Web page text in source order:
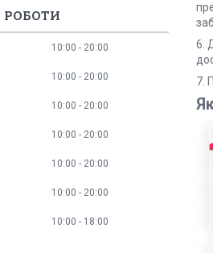
6.
7.
РОБОТИ
10:00 20:00
10:00 20:00
10:00 20:00
10:00 20:00
10:00 20:00
10:00 20:00
10:00 18:00